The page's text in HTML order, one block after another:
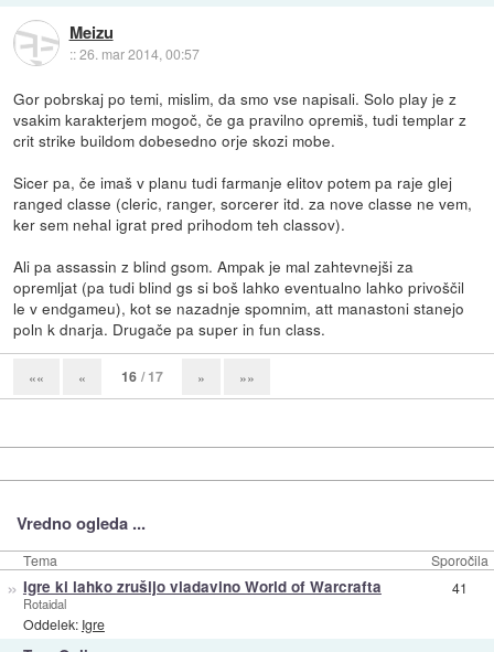
Meizu
::26. mar 2014, 00:57
Gor pobrskaj po temi, mislim, da smo vse napisali. Solo play je z
vsakim karakterjem mogoč, če ga pravilno opremiš, tudi templar z
crit strike buildom dobesedno orje skozi mobe.
Sicer pa, če imaš v planu tudi farmanje elitov potem pa raje glej
ranged classe (cleric, ranger, sorcerer itd. za nove classe ne vem,
ker sem nehal igrat pred prihodom teh classov).
Ali pa assassin z blind gsom. Ampak je mal zahtevnejši za
opremljat (pa tudi blind gs si boš lahko eventualno lahko privoščil
le v endgameu), kot se nazadnje spomnim, att manastoni stanejo
poln k dnarja. Drugače pa super in fun class.
«« « 16 / 17 » »»
Vredno ogleda ...
Tema Sporočila
» Igre ki lahko zrušijo vladavino World of Warcrafta
Rotaidal
Oddelek: Igre
41